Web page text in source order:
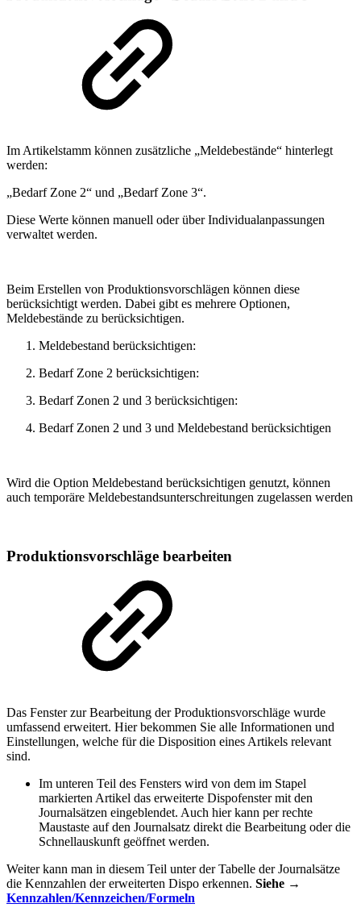
Im Artikelstamm können zusätzliche „Meldebestände“ hinterlegt
werden:
„Bedarf Zone 2“ und „Bedarf Zone 3“.
Diese Werte können manuell oder über Individualanpassungen
verwaltet werden.
Beim Erstellen von Produktionsvorschlägen können diese
berücksichtigt werden. Dabei gibt es mehrere Optionen,
Meldebestände zu berücksichtigen.
Meldebestand berücksichtigen:
Bedarf Zone 2 berücksichtigen:
Bedarf Zonen 2 und 3 berücksichtigen:
Bedarf Zonen 2 und 3 und Meldebestand berücksichtigen
Wird die Option Meldebestand berücksichtigen genutzt, können
auch temporäre Meldebestandsunterschreitungen zugelassen werden
Produktionsvorschläge bearbeiten
Das Fenster zur Bearbeitung der Produktionsvorschläge wurde
umfassend erweitert. Hier bekommen Sie alle Informationen und
Einstellungen, welche für die Disposition eines Artikels relevant
sind.
Im unteren Teil des Fensters wird von dem im Stapel
markierten Artikel das erweiterte Dispofenster mit den
Journalsätzen eingeblendet. Auch hier kann per rechte
Maustaste auf den Journalsatz direkt die Bearbeitung oder die
Schnellauskunft geöffnet werden.
Weiter kann man in diesem Teil unter der Tabelle der Journalsätze
die Kennzahlen der erweiterten Dispo erkennen. Siehe →
Kennzahlen/Kennzeichen/Formeln